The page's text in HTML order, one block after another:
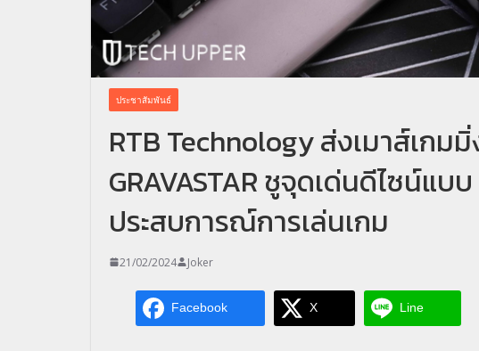
ประชาสัมพันธ์
RTB Technology ส่งเมาส์เกม
GRAVASTAR ชูจุดเด่นดีไซน์แ
ประสบการณ์การเล่นเกม
21/02/2024 Joker
Facebook X Line